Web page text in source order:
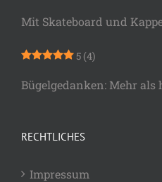
Mit Skateboard und
5 (4)
Bügelgedanken: Mehr als
RECHTLICHES
Impressum